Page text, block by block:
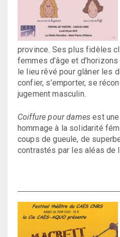
province. Ses plus fidèles
femmes d’âge et
le lieu rêvé pour glâner les
confier, s’emporter, se
jugement masculin.
Coiffure pour dames est
hommage à la solidarité
coups de gueule, de
contrastés par les aléas de